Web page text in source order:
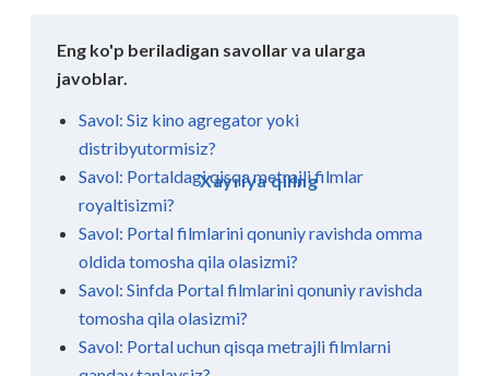
Xayriya qiling
Eng ko'p beriladigan savollar va ularga
javoblar.
Savol: Siz kino agregator yoki
distribyutormisiz?
Savol: Portaldagi qisqa metrajli filmlar
royaltisizmi?
Savol: Portal filmlarini qonuniy ravishda omma
oldida tomosha qila olasizmi?
Savol: Sinfda Portal filmlarini qonuniy ravishda
tomosha qila olasizmi?
Savol: Portal uchun qisqa metrajli filmlarni